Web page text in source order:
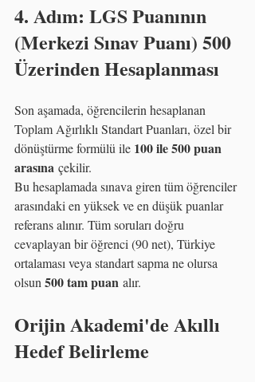
4. Adım: LGS Puanının
(Merkezi Sınav Puanı) 500
Üzerinden Hesaplanması
Son aşamada, öğrencilerin hesaplanan
Toplam Ağırlıklı Standart Puanları, özel bir
dönüştürme formülü ile 100 ile 500 puan
arasına çekilir.
Bu hesaplamada sınava giren tüm öğrenciler
arasındaki en yüksek ve en düşük puanlar
referans alınır. Tüm soruları doğru
cevaplayan bir öğrenci (90 net), Türkiye
ortalaması veya standart sapma ne olursa
olsun 500 tam puan alır.
Orijin Akademi'de Akıllı
Hedef Belirleme